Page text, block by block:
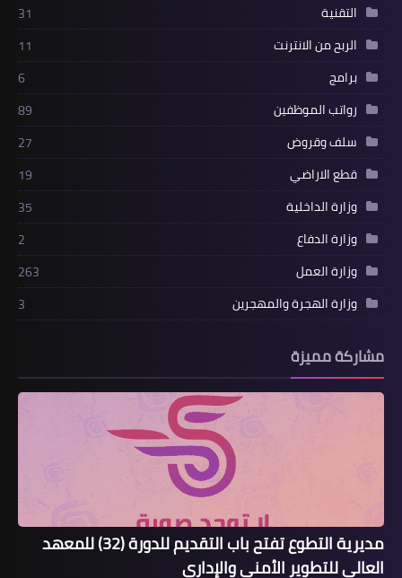
التقنية
31
الربح من الانترنت
11
برامج
6
رواتب الموظفين
89
سلف وقروض
27
قطع الاراضي
19
وزارة الداخلية
35
وزارة الدفاع
2
وزارة العمل
263
وزارة الهجرة والمهجرين
3
مشاركة مميزة
مديرية التطوع تفتح باب التقديم للدورة (32) للمعهد
العالي للتطوير الأمني والإداري